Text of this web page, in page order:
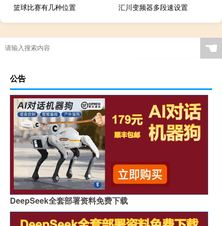
篮球比赛有几种位置
汇川变频器多段速设置
☚
公告
DeepSeek全套部署资料免费下载